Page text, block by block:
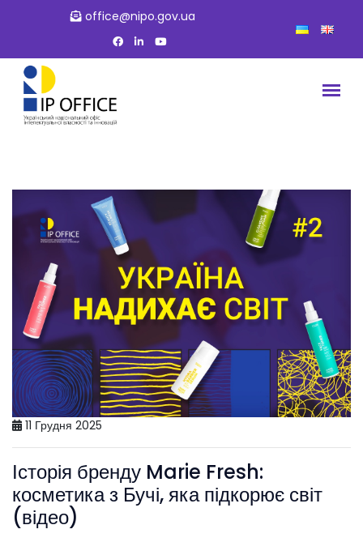
office@nipo.gov.ua
11 Грудня 2025
Історія бренду Marie Fresh:
косметика з Бучі, яка підкорює світ
(відео)